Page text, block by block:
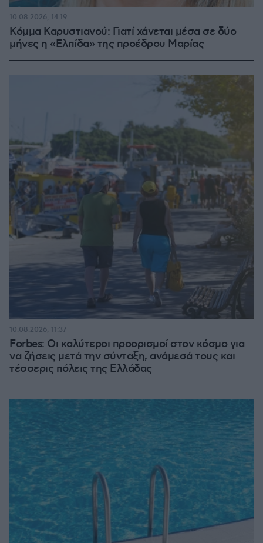
Κόμμα Καρυστιανού: Γιατί χάνεται μέσα σε δύο
μήνες η «Ελπίδα» της προέδρου Μαρίας
10.08.2026, 14:19
Forbes: Οι καλύτεροι προορισμοί στον κόσμο για
να ζήσεις μετά την σύνταξη, ανάμεσά τους και
τέσσερις πόλεις της Ελλάδας
10.08.2026, 11:37